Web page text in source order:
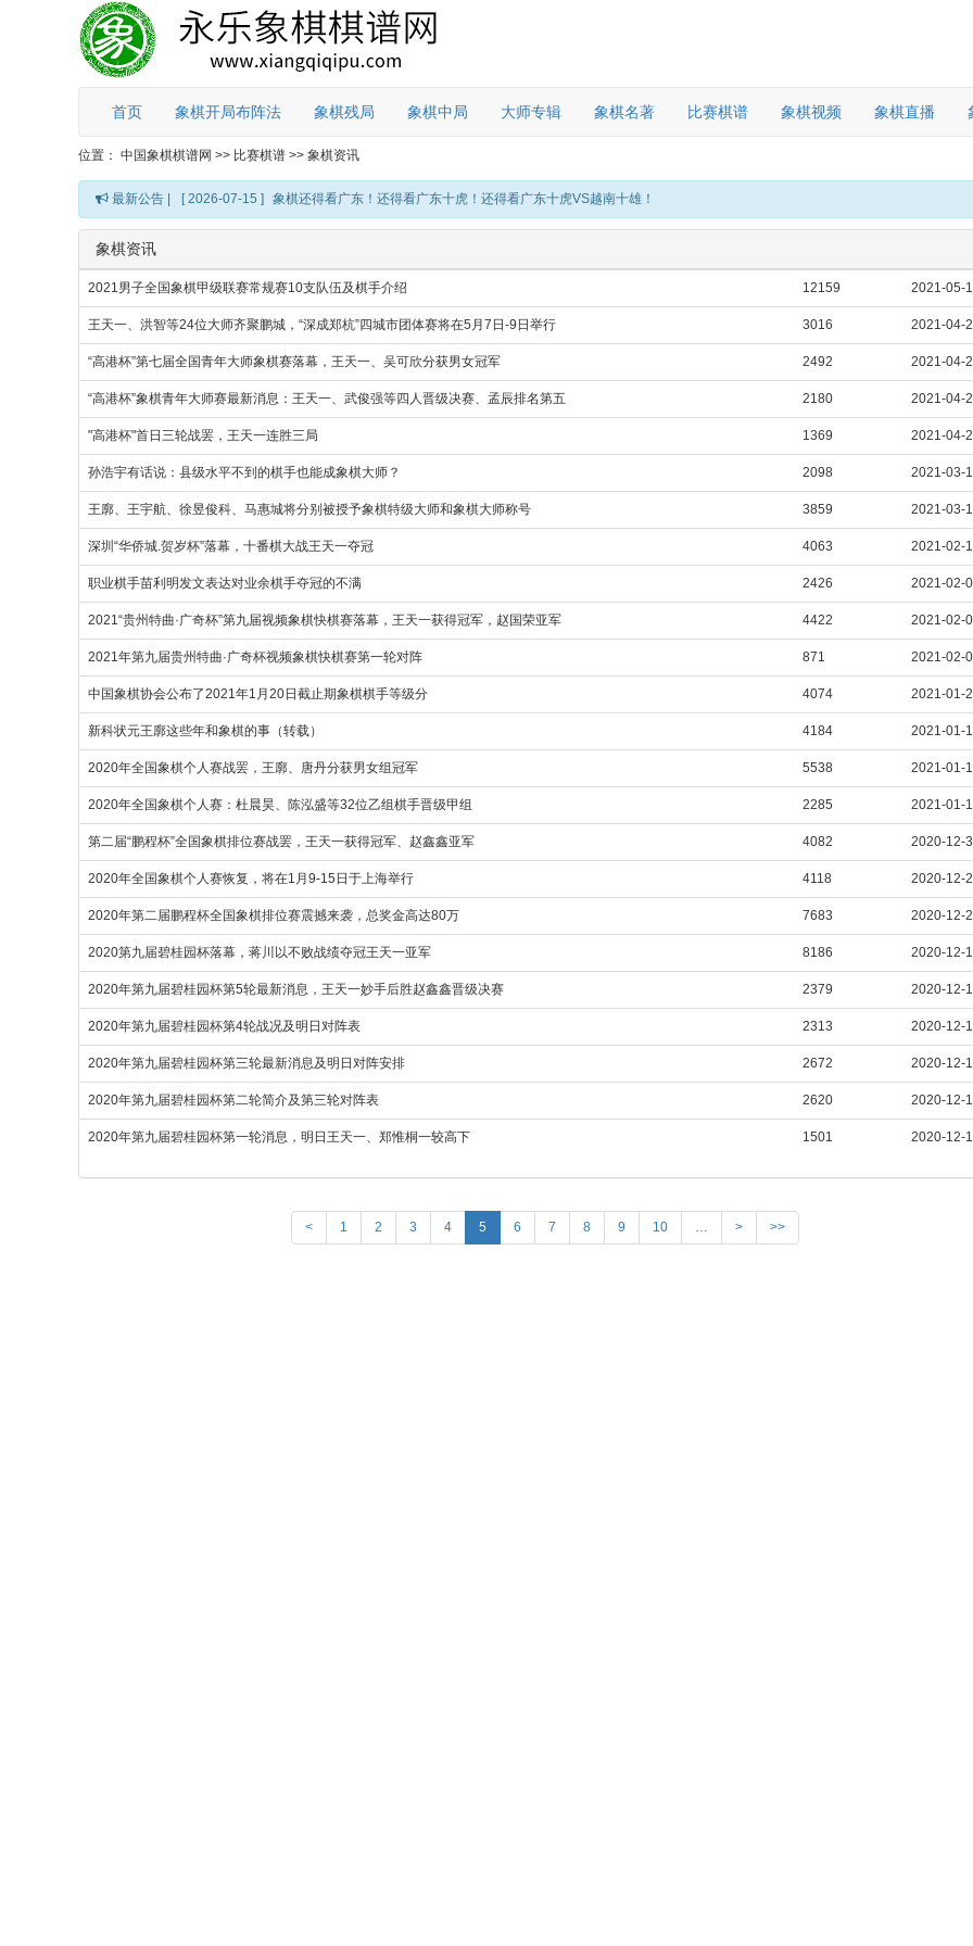
首页 象棋开局布阵法 象棋残局 象棋中局 大师专辑 象棋名著 比赛棋谱 象棋视频 象棋直播
位置： 中国象棋棋谱网 >> 比赛棋谱 >> 象棋资讯
最新公告 | [ 2026-07-15 ] 象棋还得看广东！还得看广东十虎！还得看广东十虎VS越南十雄！
象棋资讯
2021男子全国象棋甲级联赛常规赛10支队伍及棋手介绍 12159 2021-05-
王天一、洪智等24位大师齐聚鹏城，“深成郑杭”四城市团体赛将在5月7日-9日举行 3016 2021-04-
“高港杯”第七届全国青年大师象棋赛落幕，王天一、吴可欣分获男女冠军 2492 2021-04-
“高港杯”象棋青年大师赛最新消息：王天一、武俊强等四人晋级决赛、孟辰排名第五 2180 2021-04-
"高港杯"首日三轮战罢，王天一连胜三局 1369 2021-04-
孙浩宇有话说：县级水平不到的棋手也能成象棋大师？ 2098 2021-03-
王廓、王宇航、徐昱俊科、马惠城将分别被授予象棋特级大师和象棋大师称号 3859 2021-03-
深圳“华侨城.贺岁杯”落幕，十番棋大战王天一夺冠 4063 2021-02-
职业棋手苗利明发文表达对业余棋手夺冠的不满 2426 2021-02-
2021“贵州特曲·广奇杯”第九届视频象棋快棋赛落幕，王天一获得冠军，赵国荣亚军 4422 2021-02-
2021年第九届贵州特曲·广奇杯视频象棋快棋赛第一轮对阵 871 2021-02-
中国象棋协会公布了2021年1月20日截止期象棋棋手等级分 4074 2021-01-
新科状元王廓这些年和象棋的事（转载） 4184 2021-01-
2020年全国象棋个人赛战罢，王廓、唐丹分获男女组冠军 5538 2021-01-
2020年全国象棋个人赛：杜晨昊、陈泓盛等32位乙组棋手晋级甲组 2285 2021-01-
第二届“鹏程杯”全国象棋排位赛战罢，王天一获得冠军、赵鑫鑫亚军 4082 2020-12-
2020年全国象棋个人赛恢复，将在1月9-15日于上海举行 4118 2020-12-
2020年第二届鹏程杯全国象棋排位赛震撼来袭，总奖金高达80万 7683 2020-12-
2020第九届碧桂园杯落幕，蒋川以不败战绩夺冠王天一亚军 8186 2020-12-
2020年第九届碧桂园杯第5轮最新消息，王天一妙手后胜赵鑫鑫晋级决赛 2379 2020-12-
2020年第九届碧桂园杯第4轮战况及明日对阵表 2313 2020-12-
2020年第九届碧桂园杯第三轮最新消息及明日对阵安排 2672 2020-12-
2020年第九届碧桂园杯第二轮简介及第三轮对阵表 2620 2020-12-
2020年第九届碧桂园杯第一轮消息，明日王天一、郑惟桐一较高下 1501 2020-12-
< 1 2 3 4 5 6 7 8 9 10 … > >>